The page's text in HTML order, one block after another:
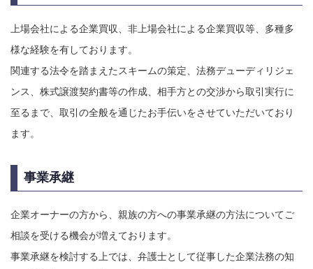
上場会社による企業買収、非上場会社による企業買収等、多種多
様な経験を有しております。
関連する法令を踏まえたスキームの策定、法務デューディリジェ
ンス、株式譲渡契約書等の作成、相手方との交渉から取引実行に
至るまで、取引の全般を通じたお手伝いをさせていただいており
ます。
事業承継
企業オーナーの方から、親族の方への事業承継の方法についてご
相談を受ける機会が増えております。
事業承継を検討する上では、弁護士として従事した企業法務の知